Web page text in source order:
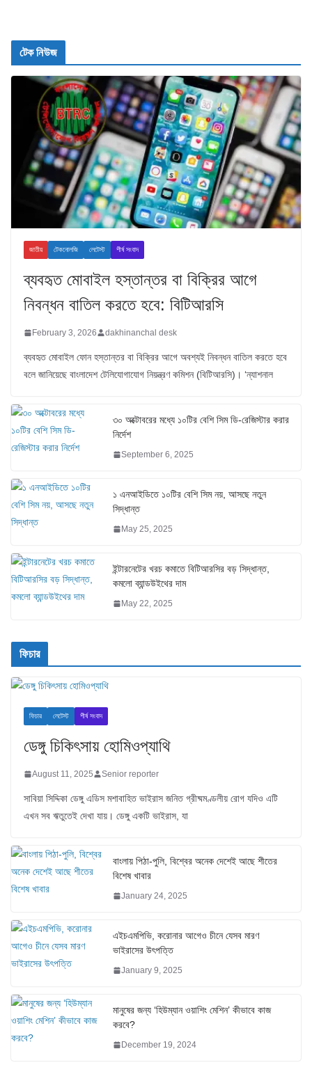
টেক নিউজ
জাতীয় টেকনোলজি লেটেস্ট শীর্ষ সংবাদ
ব্যবহৃত মোবাইল হস্তান্তর বা বিক্রির আগে
নিবন্ধন বাতিল করতে হবে: বিটিআরসি
February 3, 2026 dakhinanchal desk
ব্যবহৃত মোবাইল ফোন হস্তান্তর বা বিক্রির আগে অবশ্যই নিবন্ধন বাতিল করতে হবে
বলে জানিয়েছে বাংলাদেশ টেলিযোগাযোগ নিয়ন্ত্রণ কমিশন (বিটিআরসি)। ‘ন্যাশনাল
৩০ অক্টোবরের মধ্যে ১০টির বেশি সিম ডি-রেজিস্টার করার
নির্দেশ
September 6, 2025
১ এনআইডিতে ১০টির বেশি সিম নয়, আসছে নতুন
সিদ্ধান্ত
May 25, 2025
ইন্টারনেটের খরচ কমাতে বিটিআরসির বড় সিদ্ধান্ত,
কমলো ব্যান্ডউইথের দাম
May 22, 2025
ফিচার
ফিচার লেটেস্ট শীর্ষ সংবাদ
ডেঙ্গু চিকিৎসায় হোমিওপ্যাথি
August 11, 2025 Senior reporter
সাবিয়া সিদ্দিকা ডেঙ্গু এডিস মশাবাহিত ভাইরাস জনিত গ্রীষ্মমণ্ডলীয় রোগ যদিও এটি
এখন সব ঋতুতেই দেখা যায়। ডেঙ্গু একটি ভাইরাস, যা
বাংলায় পিঠা-পুলি, বিশ্বের অনেক দেশেই আছে শীতের
বিশেষ খাবার
January 24, 2025
এইচএমপিভি, করোনার আগেও চীনে যেসব মারণ
ভাইরাসের উৎপত্তি
January 9, 2025
মানুষের জন্য ‘হিউম্যান ওয়াশিং মেশিন’ কীভাবে কাজ
করবে?
December 19, 2024